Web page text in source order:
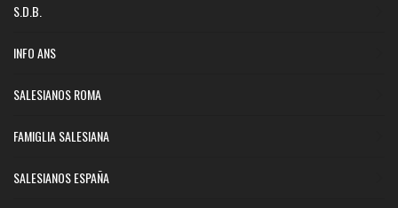
S.D.B.
INFO ANS
SALESIANOS ROMA
FAMIGLIA SALESIANA
SALESIANOS ESPAÑA